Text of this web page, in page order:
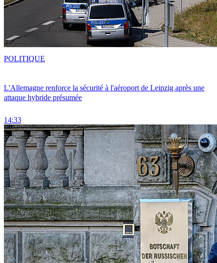
L'Allemagne renforce la sécurité à l'aéroport de Leipzig après une
attaque hybride présumée
14:33
POLITIQUE